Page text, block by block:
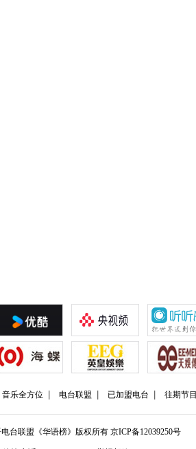
音乐全方位 电台联盟 已加盟电台 往期节目
台联盟《华语榜》版权所有 京ICP备12039250号